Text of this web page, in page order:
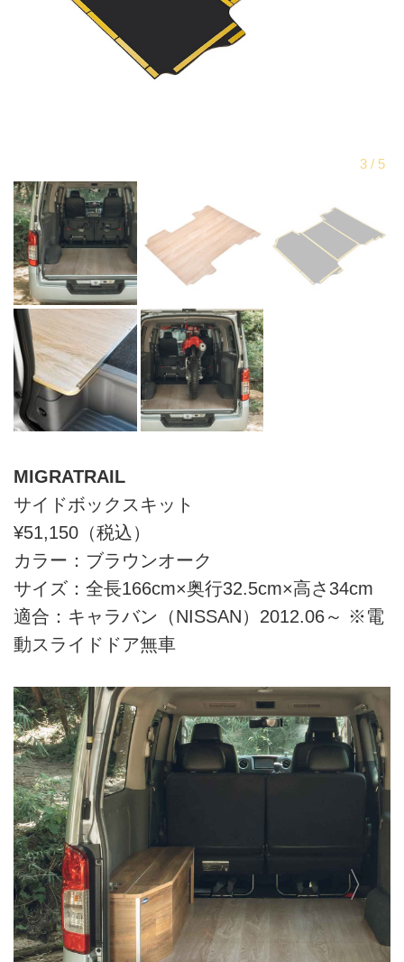
MIGRATRAIL
サイドボックスキット
¥51,150（税込）
カラー：ブラウンオーク
サイズ：全長166cm×奥行32.5cm×高さ34cm
適合：キャラバン（NISSAN）2012.06～ ※電
動スライドドア無車